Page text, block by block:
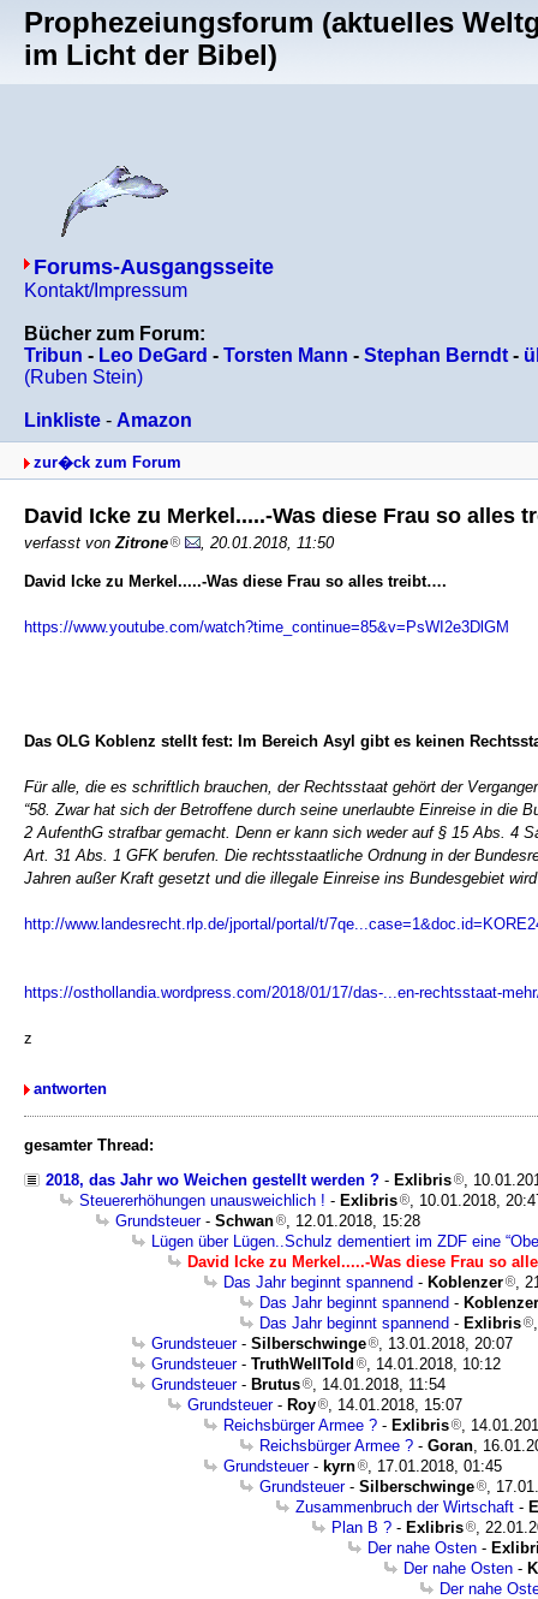
Prophezeiungsforum (aktuelles
im Licht der Bibel)
Forums-Ausgangsseite
Kontakt/Impressum
Bücher zum Forum:
Tribun - Leo DeGard - Torsten Mann - Stephan Berndt -
(Ruben Stein)
Linkliste - Amazon
zur�ck zum Forum
David Icke zu Merkel.....-Was diese Frau so alles
verfasst vonZitrone , 20.01.2018, 11:50
David Icke zu Merkel.....-Was diese Frau so alles treibt….
https://www.youtube.com/watch?time_continue=85&v=PsWI2e3DlGM
Das OLG Koblenz stellt fest: Im Bereich Asyl gibt es keinen
Für alle, die es schriftlich brauchen, der Rechtsstaat gehört der
“58. Zwar hat sich der Betroffene durch seine unerlaubte Einreise in die
2 AufenthG strafbar gemacht. Denn er kann sich weder auf § 15 Abs. 4
Art. 31 Abs. 1 GFK berufen. Die rechtsstaatliche Ordnung in der
Jahren außer Kraft gesetzt und die illegale Einreise ins Bundesgebiet
http://www.landesrecht.rlp.de/jportal/portal/t/
https://osthollandia.wordpress.com/2018/01/17/das-...en-rechtsstaat-
z
antworten
gesamter Thread:
2018, das Jahr wo Weichen gestellt werden ? - Exlibris
,
Steuererhöhungen unausweichlich ! - Exlibris
, 10.01.2018,
Grundsteuer- Schwan
, 12.01.2018, 15:28
Lügen über Lügen..Schulz dementiert im ZDF eine
David Icke zu Merkel.....-Was diese Frau so
Das Jahr beginnt spannend - Koblenzer
,
Das Jahr beginnt spannend - Koblenzer
Das Jahr beginnt spannend - Exlibris
Grundsteuer- Silberschwinge
, 13.01.2018, 20:07
Grundsteuer- TruthWellTold
, 14.01.2018, 10:12
Grundsteuer- Brutus
, 14.01.2018, 11:54
Grundsteuer- Roy
, 14.01.2018, 15:07
Reichsbürger Armee ? - Exlibris
,
Reichsbürger Armee ? - Goran,
Grundsteuer- kyrn
, 17.01.2018, 01:45
Grundsteuer- Silberschwinge
,
Zusammenbruch der Wirtschaft -
Plan B ? - Exlibris
,
Der nahe Osten -
Der nahe Osten -
Der nahe